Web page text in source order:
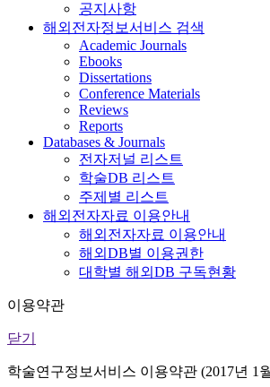
공지사항
해외전자정보서비스 검색
Academic Journals
Ebooks
Dissertations
Conference Materials
Reviews
Reports
Databases & Journals
전자저널 리스트
학술DB 리스트
주제별 리스트
해외전자자료 이용안내
해외전자자료 이용안내
해외DB별 이용권한
대학별 해외DB 구독현황
이용약관
닫기
학술연구정보서비스 이용약관 (2017년 1